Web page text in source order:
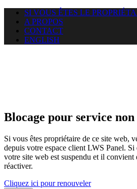
SI VOUS ÊTES LE
A PROPOS
CONTACT
ENGLISH
Blocage pour service
Si vous êtes propriétaire de ce site web,
depuis votre espace client LWS Panel. Si
votre site web est suspendu et il
réactiver.
Cliquez ici pour renouveler